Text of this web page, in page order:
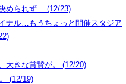
められず… (12/23)
ナル…もうちょっと開催スタジア
大きな賞賛が。 (12/20)
(12/19)